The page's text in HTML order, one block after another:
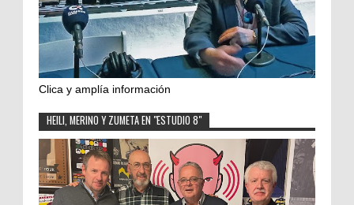
Clica y amplía información
HEILI, MERINO Y ZUMETA EN "ESTUDIO 8"